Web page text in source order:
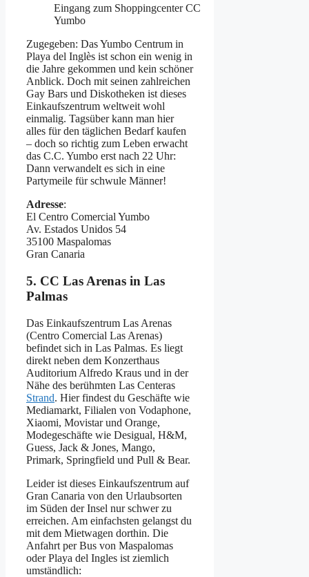
Eingang zum Shoppingcenter CC
Yumbo
Zugegeben: Das Yumbo Centrum in
Playa del Inglès ist schon ein wenig in
die Jahre gekommen und kein schöner
Anblick. Doch mit seinen zahlreichen
Gay Bars und Diskotheken ist dieses
Einkaufszentrum weltweit wohl
einmalig. Tagsüber kann man hier
alles für den täglichen Bedarf kaufen
– doch so richtig zum Leben erwacht
das C.C. Yumbo erst nach 22 Uhr:
Dann verwandelt es sich in eine
Partymeile für schwule Männer!
Adresse:
El Centro Comercial Yumbo
Av. Estados Unidos 54
35100 Maspalomas
Gran Canaria
5. CC Las Arenas in Las
Palmas
Das Einkaufszentrum Las Arenas
(Centro Comercial Las Arenas)
befindet sich in Las Palmas. Es liegt
direkt neben dem Konzerthaus
Auditorium Alfredo Kraus und in der
Nähe des berühmten Las Centeras
Strand. Hier findest du Geschäfte wie
Mediamarkt, Filialen von Vodaphone,
Xiaomi, Movistar und Orange,
Modegeschäfte wie Desigual, H&M,
Guess, Jack & Jones, Mango,
Primark, Springfield und Pull & Bear.
Leider ist dieses Einkaufszentrum auf
Gran Canaria von den Urlaubsorten
im Süden der Insel nur schwer zu
erreichen. Am einfachsten gelangst du
mit dem Mietwagen dorthin. Die
Anfahrt per Bus von Maspalomas
oder Playa del Ingles ist ziemlich
umständlich: